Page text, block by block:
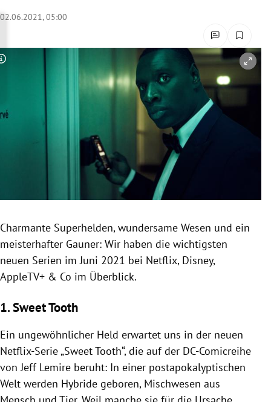
Untermenü
Untermenü
02.06.2021, 05:00
Copyright-Hinweis öffnen/schließen
Charmante Superhelden, wundersame Wesen und ein
meisterhafter Gauner: Wir haben die wichtigsten
neuen Serien im Juni 2021 bei Netflix, Disney,
AppleTV+ & Co im Überblick.
1. Sweet Tooth
Ein ungewöhnlicher Held erwartet uns in der neuen
Netflix-Serie „Sweet Tooth“, die auf der DC-Comicreihe
von Jeff Lemire beruht: In einer postapokalyptischen
Welt werden Hybride geboren, Mischwesen aus